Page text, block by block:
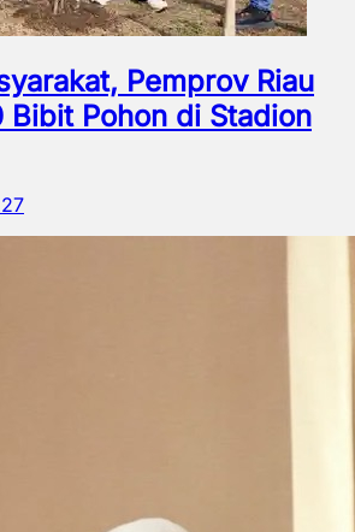
Pemprov Riau
Bibit Pohon di Stadion